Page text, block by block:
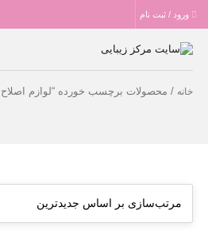
ورود / ثبت نام
خانه / محصولات برچسب خورده “لوازم اصلاح